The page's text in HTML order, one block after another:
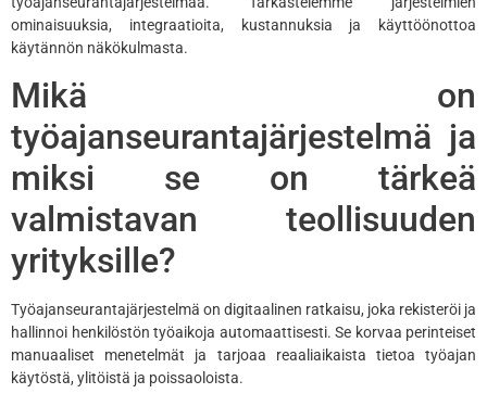
ominaisuuksia, integraatioita, kustannuksia ja käyttöönottoa
käytännön näkökulmasta.
Mikä on
työajanseurantajärjestelmä ja
miksi se on tärkeä
valmistavan teollisuuden
yrityksille?
Työajanseurantajärjestelmä on digitaalinen ratkaisu, joka rekisteröi ja
hallinnoi henkilöstön työaikoja automaattisesti. Se korvaa perinteiset
manuaaliset menetelmät ja tarjoaa reaaliaikaista tietoa työajan
käytöstä, ylitöistä ja poissaoloista.